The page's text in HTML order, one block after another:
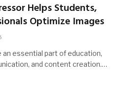
Helps Students,
Optimize Images
essential part of education,
and content creation.…